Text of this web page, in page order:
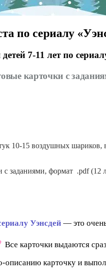
по сериалу
7-11 лет по
карточки с
10-15 воздушных шариков,
с заданиями, формат .pdf (12
Уэнсдей — это
Все карточки выдаются
карточку и